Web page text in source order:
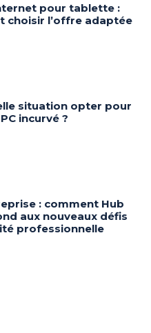
pour tablette :
choisir l’offre adaptée
situation opter pour
incurvé ?
: comment Hub
aux nouveaux défis
professionnelle